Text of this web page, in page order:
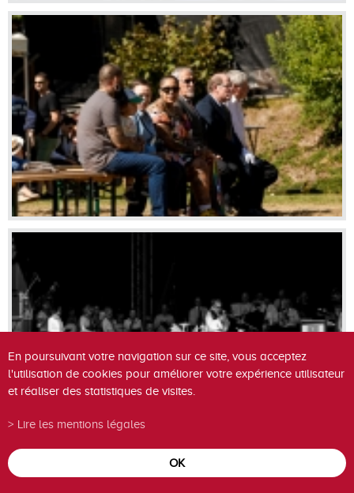
En poursuivant votre navigation sur ce site, vous acceptez
l'utilisation de cookies pour améliorer votre expérience utilisateur
et réaliser des statistiques de visites.
Lire les mentions légales
OK